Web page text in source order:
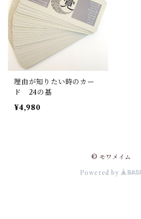
理由が知りたい時のカー
ド 24の基
¥4,980
© モワメイム
Powered by